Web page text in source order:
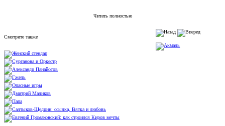
Читать полностью
Смотрите также